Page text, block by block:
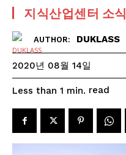
지식산업센터 소식
AUTHOR: DUKLASS
2020년 08월 14일
Less than 1 min. read